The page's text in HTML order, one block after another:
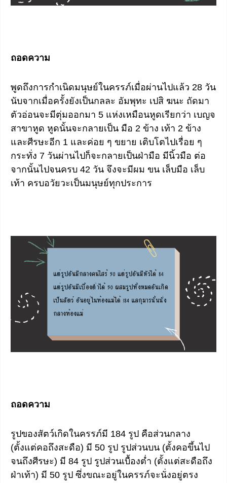
ถอดความ
พูดถึงการกำเนิดมนุษย์ในครรภ์เมื่อผ่านไปแล้ว 28 วัน
นับจากเมื่อครั้งยังเป็นกลละ อัมพุทะ เปสิ ฆนะ ถัดมา
ตัวอ่อนจะมีตุ่มออกมา 5 แห่งเหมือนหูดเรียกว่า เบญจ
สาขาหูด หูดนั้นจะกลายเป็น มือ 2 ข้าง เท้า 2 ข้าง
และศีรษะอีก 1 และค่อย ๆ ขยาย เติบโตไปเรื่อย ๆ
กระทั่ง 7 วันผ่านไปก็จะกลายเป็นฝ่ามือ มีนิ้วมือ ต่อ
จากนั้นไปจนครบ 42 วัน จึงจะมีผม ขน เล็บมือ เล็บ
เท้า ครบอวัยวะเป็นมนุษย์ทุกประการ
ถอดความ
รูปของสัตว์เกิดในครรภ์มี 184 รูป คือส่วนกลาง
(ตั้งแต่คอถึงสะดือ) มี 50 รูป รูปส่วนบน (ตั้งคอขึ้นไป
จนถึงศีรษะ) มี 84 รูป รูปส่วนเบื้องต่ำ (ตั้งแต่สะดือถึง
ฝ่าเท้า) มี 50 รูป ซึ่งขณะอยู่ในครรภ์จะนั่งอยู่ตรง